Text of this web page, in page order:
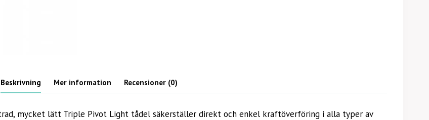
Beskrivning Mer information Recensioner (0)
mycket lätt Triple Pivot Light tådel säkerställer direkt och enkel kraftöverföring i alla typer av